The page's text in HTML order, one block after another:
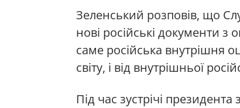
Зеленський розповів, що
нові російські документи з
саме російська внутрішня
світу, і від внутрішньої
Під час зустрічі